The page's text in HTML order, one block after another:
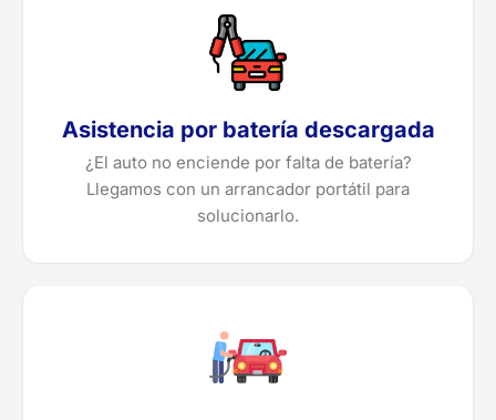
Asistencia por batería descargada
¿El auto no enciende por falta de batería?
Llegamos con un arrancador portátil para
solucionarlo.